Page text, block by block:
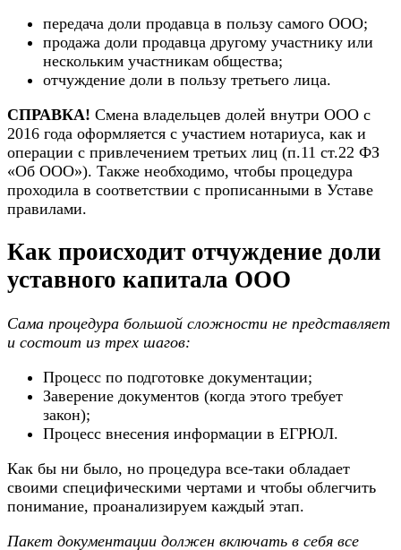
передача доли продавца в пользу самого ООО;
продажа доли продавца другому участнику или
нескольким участникам общества;
отчуждение доли в пользу третьего лица.
СПРАВКА! Смена владельцев долей внутри ООО с
2016 года оформляется с участием нотариуса, как и
операции с привлечением третьих лиц (п.11 ст.22 ФЗ
«Об ООО»). Также необходимо, чтобы процедура
проходила в соответствии с прописанными в Уставе
правилами.
Как происходит отчуждение доли
уставного капитала ООО
Сама процедура большой сложности не представляет
и состоит из трех шагов:
Процесс по подготовке документации;
Заверение документов (когда этого требует
закон);
Процесс внесения информации в ЕГРЮЛ.
Как бы ни было, но процедура все-таки обладает
своими специфическими чертами и чтобы облегчить
понимание, проанализируем каждый этап.
Пакет документации должен включать в себя все